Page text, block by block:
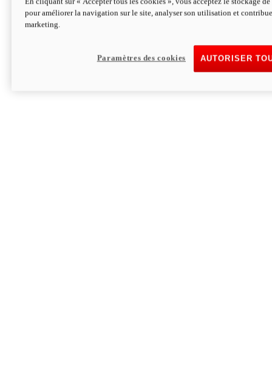
Hypermotard V2 SP 100
Découvrez-le
pour améliorer la navigation sur le site, analyser son utilisation et
marketing.
AUTORISER
Paramètres des cookies